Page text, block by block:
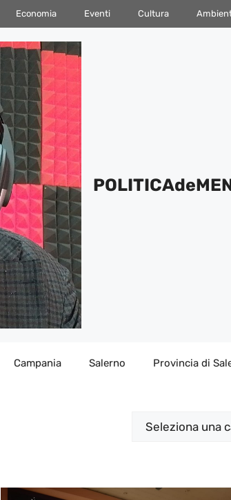
Economia Eventi Cultura
Campania Salerno Provincia di
Categorie